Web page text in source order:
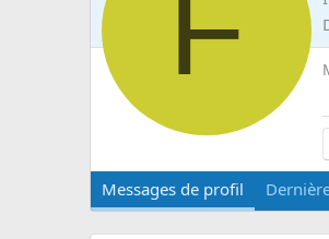
F
Messages de profil